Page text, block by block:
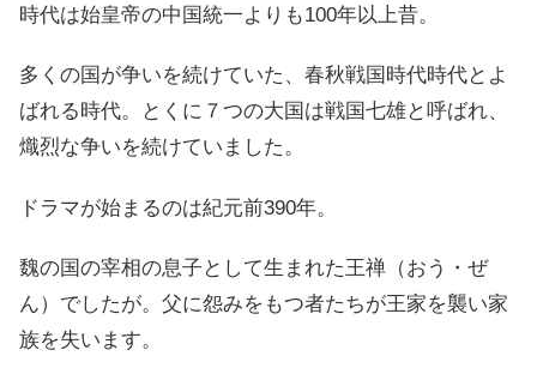
時代は始皇帝の中国統一よりも100年以上昔。
多くの国が争いを続けていた、春秋戦国時代時代とよ
ばれる時代。とくに７つの大国は戦国七雄と呼ばれ、
熾烈な争いを続けていました。
ドラマが始まるのは紀元前390年。
魏の国の宰相の息子として生まれた王禅（おう・ぜ
ん）でしたが。父に怨みをもつ者たちが王家を襲い家
族を失います。